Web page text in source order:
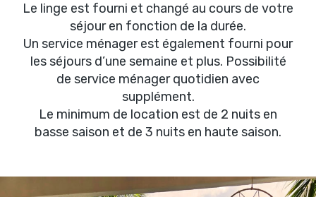
Le linge est fourni et changé au cours de votre
séjour en fonction de la durée.
Un service ménager est également fourni pour
les séjours d’une semaine et plus. Possibilité
de service ménager quotidien avec
supplément.
Le minimum de location est de 2 nuits en
basse saison et de 3 nuits en haute saison.